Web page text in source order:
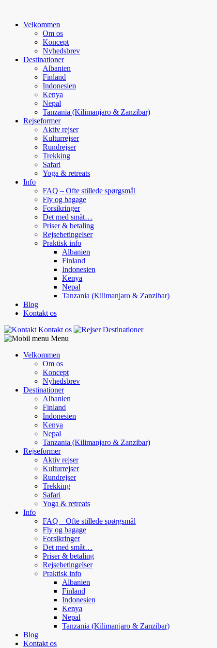
Velkommen
Om os
Koncept
Nyhedsbrev
Destinationer
Albanien
Finland
Indonesien
Kenya
Nepal
Tanzania (Kilimanjaro & Zanzibar)
Rejseformer
Aktiv rejser
Kulturrejser
Rundrejser
Trekking
Safari
Yoga & retreats
Info
FAQ – Ofte stillede spørgsmål
Fly og bagage
Forsikringer
Det med småt…
Priser & betaling
Rejsebetingelser
Praktisk info
Albanien
Finland
Indonesien
Kenya
Nepal
Tanzania (Kilimanjaro & Zanzibar)
Blog
Kontakt os
Kontakt os
Destinationer
Menu
Velkommen
Om os
Koncept
Nyhedsbrev
Destinationer
Albanien
Finland
Indonesien
Kenya
Nepal
Tanzania (Kilimanjaro & Zanzibar)
Rejseformer
Aktiv rejser
Kulturrejser
Rundrejser
Trekking
Safari
Yoga & retreats
Info
FAQ – Ofte stillede spørgsmål
Fly og bagage
Forsikringer
Det med småt…
Priser & betaling
Rejsebetingelser
Praktisk info
Albanien
Finland
Indonesien
Kenya
Nepal
Tanzania (Kilimanjaro & Zanzibar)
Blog
Kontakt os